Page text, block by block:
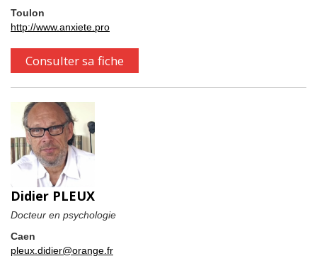
Toulon
http://www.anxiete.pro
Consulter sa fiche
Didier PLEUX
Docteur en psychologie
Caen
pleux.didier@orange.fr